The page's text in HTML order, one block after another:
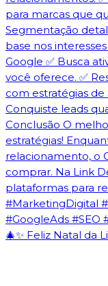
🎄✨ Feliz Natal da